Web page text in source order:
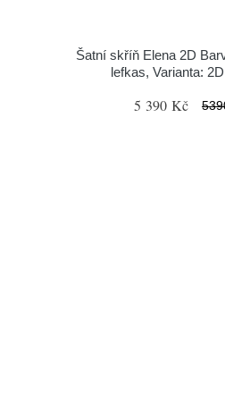
Šatní skříň Elena 2D
lefkas, Varianta:
5 390 Kč